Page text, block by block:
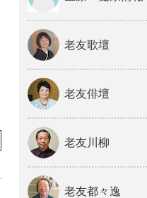
老友歌壇
老友俳壇
老友川柳
老友都々逸